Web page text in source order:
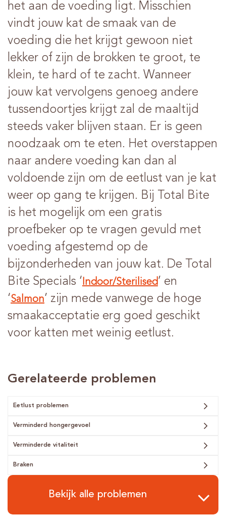
het aan de voeding ligt. Misschien
vindt jouw kat de smaak van de
voeding die het krijgt gewoon niet
lekker of zijn de brokken te groot, te
klein, te hard of te zacht. Wanneer
jouw kat vervolgens genoeg andere
tussendoortjes krijgt zal de maaltijd
steeds vaker blijven staan. Er is geen
noodzaak om te eten. Het overstappen
naar andere voeding kan dan al
voldoende zijn om de eetlust van je kat
weer op gang te krijgen. Bij Total Bite
is het mogelijk om een gratis
proefbeker op te vragen gevuld met
voeding afgestemd op de
bijzonderheden van jouw kat. De Total
Bite Specials ‘Indoor/Sterilised’ en
‘Salmon’ zijn mede vanwege de hoge
smaakacceptatie erg goed geschikt
voor katten met weinig eetlust.
Gerelateerde problemen
Eetlust problemen
Verminderd hongergevoel
Verminderde vitaliteit
Braken
Bekijk alle problemen